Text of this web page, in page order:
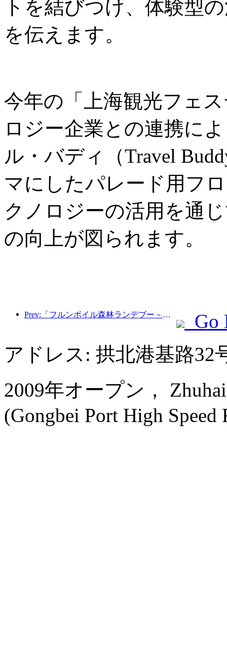
トを結びつけ、体験型
を伝えます。
今年の「上海観光フェ
ロジー企業との連携に
ル・バディ（Travel
マにしたパレード用フ
クノロジーの活用を通
の向上が図られます。
Prev:「フルンボイル森林ランデブー－大興安嶺エクスプレス－星光列車－天一旅」観光列車が初運行を行った。
Go
アドレス: 拱北港基路32
2009年オープン，
(Gongbei Port High Speed